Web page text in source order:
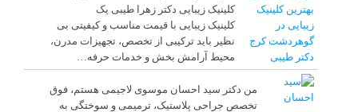
بهترین کلینیک
زیبایی در
گوهردشت کرج
دکتر طیبی
کلینیک زیبایی دکتر زهرا طیبی یک
کلینیک زیبایی با قیمت مناسب و کیفیتی بی
نظیر باید ترکیبی از تخصص، تجهیزات مدرن،
محیط آرامش ­بخش و خدمات حرفه…
من دکتر سید احسان موسوی لاجیمی هستم، فوق
تخصص جراحی پلاستیک، ترمیمی و سوختگی به